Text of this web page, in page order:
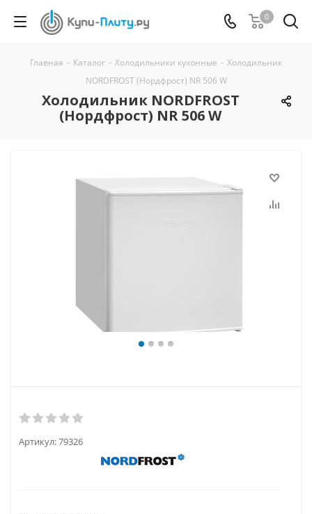
0
Главная - Каталог - Холодильники кухонные - Холодильник
NORDFROST (Нордфрост) NR 506 W
Холодильник NORDFROST
(Нордфрост) NR 506 W
Артикул:79326